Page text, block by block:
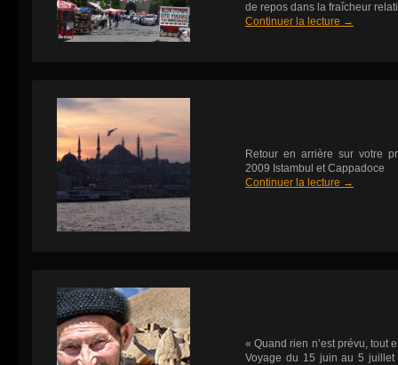
de repos dans la fraîcheur
Continuer la lecture →
Retour en arrière sur votre
2009 Istambul et Cappadoce
Continuer la lecture →
« Quand rien n’est prévu,
Voyage du 15 juin au 5